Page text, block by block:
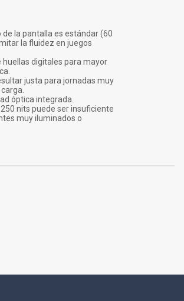
de la pantalla es estándar (60
la fluidez en juegos
huellas digitales para mayor
justa para jornadas muy
óptica integrada.
nits puede ser insuficiente
muy iluminados o